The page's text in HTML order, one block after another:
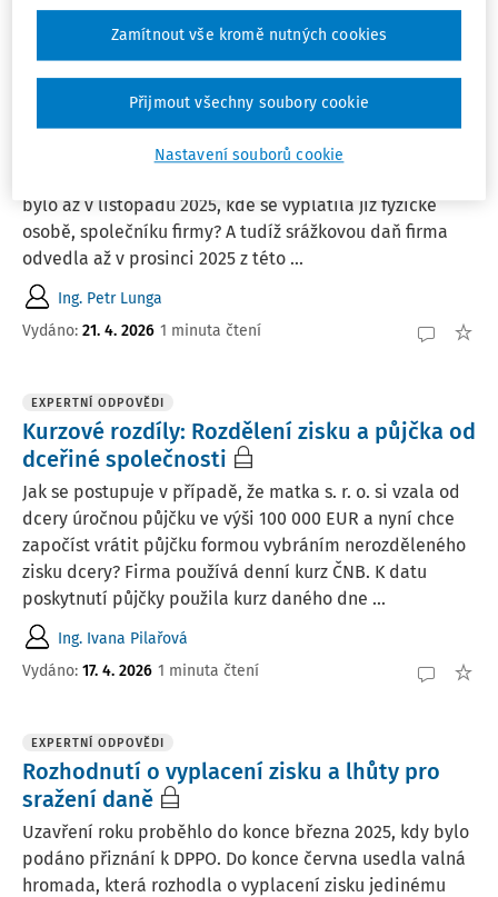
EXPERTNÍ ODPOVĚDI
Záloha na podílu na zisku: vyplacení FO a
srážková daň
Pokud byla firmě vyplacena záloha na podílu na zisku v
bylo až v listopadu 2025, kde se vyplatila již fyzické
osobě, společníku firmy? A tudíž srážkovou daň firma
odvedla až v prosinci 2025 z této ...
Ing. Petr Lunga
Vydáno: 21. 4. 2026 1 minuta čtení
EXPERTNÍ ODPOVĚDI
Kurzové rozdíly: Rozdělení zisku a půjčka od
dceřiné společnosti
Jak se postupuje v případě, že matka s. r. o. si vzala od
dcery úročnou půjčku ve výši 100 000 EUR a nyní chce
započíst vrátit půjčku formou vybráním nerozděleného
zisku dcery? Firma používá denní kurz ČNB. K datu
poskytnutí půjčky použila kurz daného dne ...
Ing. Ivana Pilařová
Vydáno: 17. 4. 2026 1 minuta čtení
EXPERTNÍ ODPOVĚDI
Rozhodnutí o vyplacení zisku a lhůty pro
sražení daně
Uzavření roku proběhlo do konce března 2025, kdy bylo
podáno přiznání k DPPO. Do konce června usedla valná
hromada, která rozhodla o vyplacení zisku jedinému
Nastavení souborů cookie
Zamítnout vše kromě nutných cookies
Přijmout všechny soubory cookie